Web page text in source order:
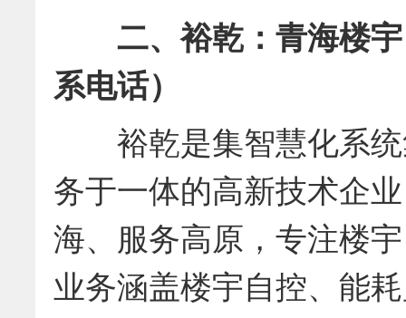
二、裕乾：青海楼
系电话）
裕乾是集智慧化系统
务于一体的高新技术企
海、服务高原，专注楼
业务涵盖楼宇自控、能